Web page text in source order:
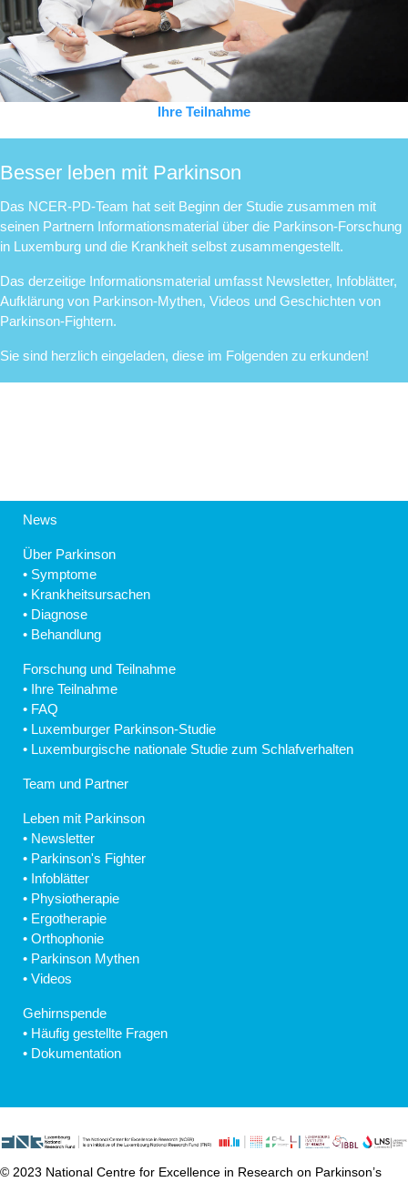
Ihre Teilnahme
Besser leben mit Parkinson
Das NCER-PD-Team hat seit Beginn der Studie zusammen mit
seinen Partnern Informationsmaterial über die Parkinson-Forschung
in Luxemburg und die Krankheit selbst zusammengestellt.
Das derzeitige Informationsmaterial umfasst Newsletter, Infoblätter,
Aufklärung von Parkinson-Mythen, Videos und Geschichten von
Parkinson-Fightern.
Sie sind herzlich eingeladen, diese im Folgenden zu erkunden!
News
Über Parkinson
• Symptome
• Krankheitsursachen
• Diagnose
• Behandlung
Forschung und Teilnahme
• Ihre Teilnahme
• FAQ
• Luxemburger Parkinson-Studie
• Luxemburgische nationale Studie zum Schlafverhalten
Team und Partner
Leben mit Parkinson
• Newsletter
• Parkinson's Fighter
• Infoblätter
• Physiotherapie
• Ergotherapie
• Orthophonie
• Parkinson Mythen
• Videos
Gehirnspende
• Häufig gestellte Fragen
• Dokumentation
© 2023 National Centre for Excellence in Research on Parkinson’s